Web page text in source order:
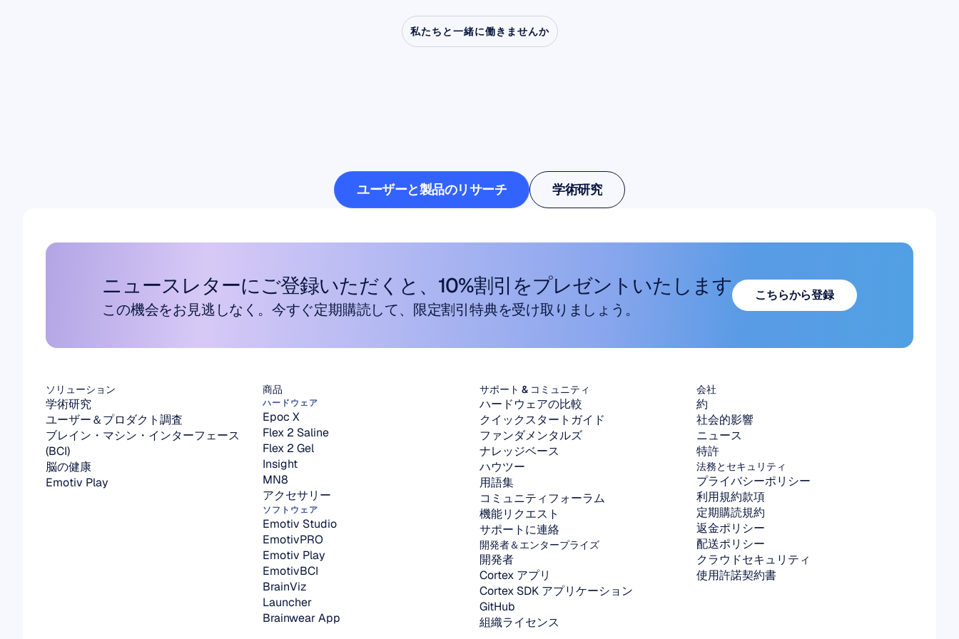
私たちと一緒に働きませんか
ユーザーと製品のリサーチ
ユーザーと製品のリサーチ
学術研究
学術研究
ニュースレターにご登録いただくと、10%割引をプレゼントいたします
この機会をお見逃しなく。今すぐ定期購読して、限定割引特典を受け取りましょう。
こちらから登録
ソリューション
学術研究
ユーザー＆プロダクト調査
ブレイン・マシン・インターフェース
(BCI)
脳の健康
Emotiv Play
商品
ハードウェア
Epoc X
Flex 2 Saline
Flex 2 Gel
Insight
MN8
アクセサリー
ソフトウェア
Emotiv Studio
EmotivPRO
Emotiv Play
EmotivBCI
BrainViz
Launcher
Brainwear App
サポート & コミュニティ
ハードウェアの比較
クイックスタートガイド
ファンダメンタルズ
ナレッジベース
ハウツー
用語集
コミュニティフォーラム
機能リクエスト
サポートに連絡
開発者＆エンタープライズ
開発者
Cortex アプリ
Cortex SDK アプリケーション
GitHub
組織ライセンス
会社
約
社会的影響
ニュース
特許
法務とセキュリティ
プライバシーポリシー
利用規約款項
定期購読規約
返金ポリシー
配送ポリシー
クラウドセキュリティ
使用許諾契約書